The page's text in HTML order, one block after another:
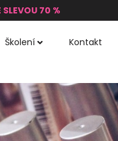
70 %
Školení Kontakt